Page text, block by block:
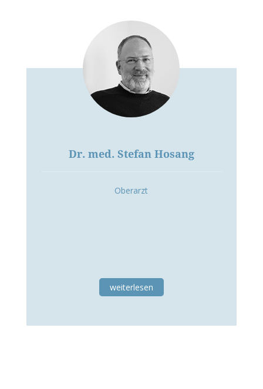
Dr. med. Stefan Hosang
Oberarzt
weiterlesen